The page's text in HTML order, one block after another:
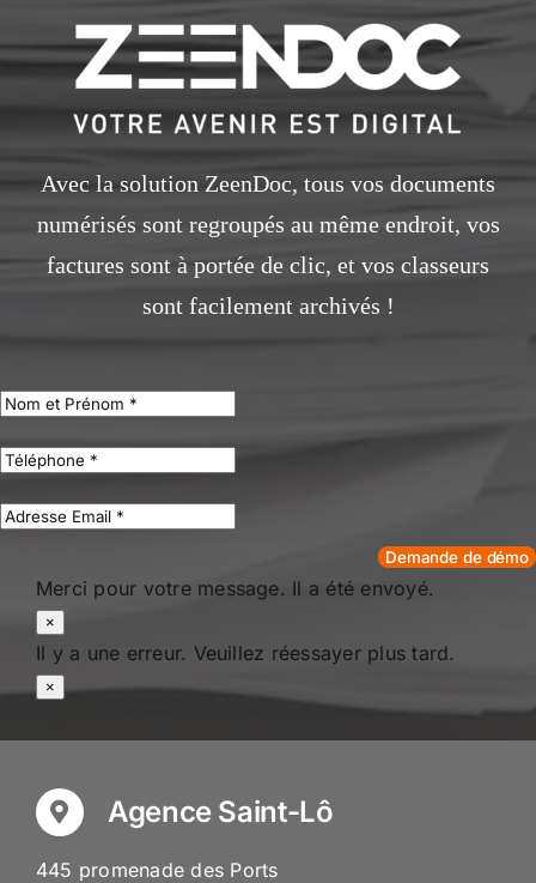
Avec la solution ZeenDoc, tous vos documents
numérisés sont regroupés au même endroit, vos
factures sont à portée de clic, et vos classeurs
sont facilement archivés !
Demande de démo
Merci pour votre message. Il a été envoyé.
×
Il y a une erreur. Veuillez réessayer plus tard.
×
Agence Saint-Lô
445 promenade des Ports